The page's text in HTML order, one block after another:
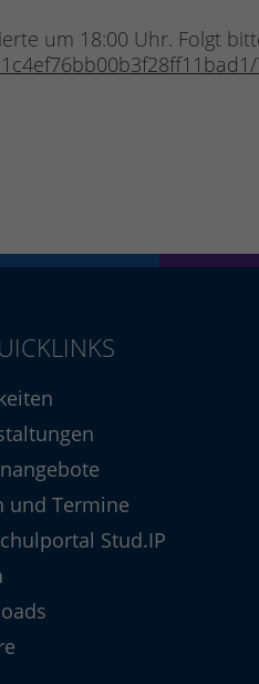
um 18:00 Uhr. Folgt
und Termine
Stud.IP